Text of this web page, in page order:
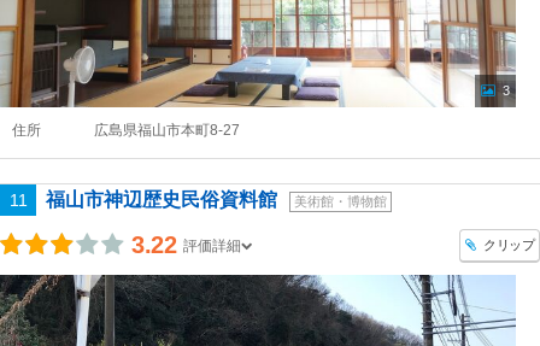
3
住所 広島県福山市本町8-27
11 福山市神辺歴史民俗資料館 美術館・博物館
3.22 評価詳細 クリップ